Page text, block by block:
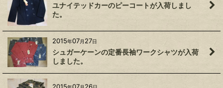
ユナイテッドカーのピーコートが入荷しまし
た。
2015年07月 27日
シュガーケーンの定番長袖ワークシャツが入荷
しました。